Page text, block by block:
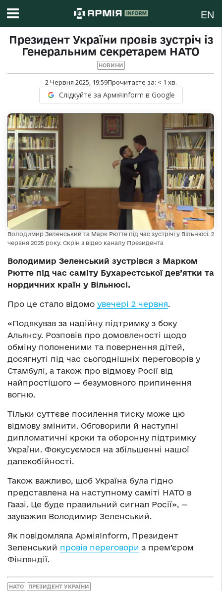
EN
Президент України провів зустріч із
Генеральним секретарем НАТО
НОВИНИ
2 Червня 2025, 19:59Прочитаєте за: < 1 хв.
Слідкуйте за АрміяInform в Google
Володимир Зеленський та Марк Рютте під час зустрічі у Вільнюсі. 2
червня 2025 року. Скрін з відео каналу Президента
Володимир Зеленський зустрівся з Марком
Рютте під час саміту Бухарестської дев’ятки та
нордичних країн у Вільнюсі.
Про це стало відомо увечері 2 червня.
«Подякував за надійну підтримку з боку
Альянсу. Розповів про домовленості щодо
обміну полоненими та повернення дітей,
досягнуті під час сьогоднішніх переговорів у
Стамбулі, а також про відмову Росії від
найпростішого — безумовного припинення
вогню.
Тільки суттєве посилення тиску може цю
відмову змінити. Обговорили й наступні
дипломатичні кроки та оборонну підтримку
України. Фокусуємося на збільшенні нашої
далекобійності.
Також важливо, щоб Україна була гідно
представлена на наступному саміті НАТО в
Гаазі. Це буде правильний сигнал Росії», —
зауважив Володимир Зеленський.
Як повідомляла АрміяInform, Президент
Зеленський провів переговори з прем’єром
Фінляндії.
НАТО ПРЕЗИДЕНТ УКРАЇНИ